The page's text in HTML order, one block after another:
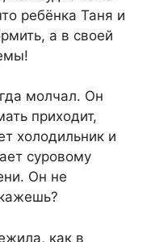
ребёнка Таня и
а в своей
молчал. Он
приходит,
холодильник и
суровому
Он не
как в